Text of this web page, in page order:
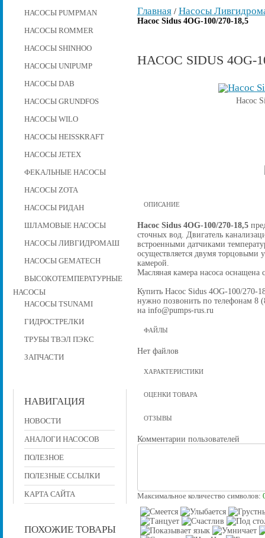
НАСОСЫ PUMPMAN
НАСОСЫ ROMMER
НАСОСЫ SHINHOO
НАСОСЫ UNIPUMP
НАСОСЫ DAB
НАСОСЫ GRUNDFOS
НАСОСЫ WILO
НАСОСЫ HEISSKRAFT
НАСОСЫ JETEX
ФЕКАЛЬНЫЕ НАСОСЫ
НАСОСЫ ZOTA
НАСОСЫ РИДАН
ШЛАМОВЫЕ НАСОСЫ
НАСОСЫ ЛИВГИДРОМАШ
НАСОСЫ GEMATECH
ВЫСОКОТЕМПЕРАТУРНЫЕ
НАСОСЫ
НАСОСЫ TSUNAMI
ГИДРОСТРЕЛКИ
ТРУБЫ ТВЭЛ ПЭКС
ЗАПЧАСТИ
НАВИГАЦИЯ
НОВОСТИ
АНАЛОГИ НАСОСОВ
ПОЛЕЗНОЕ
ПОЛЕЗНЫЕ ССЫЛКИ
КАРТА САЙТА
ПОХОЖИЕ ТОВАРЫ
Главная/ Насосы
Насос Sidus 4OG-100/270-18,5
НАСОС SIDUS 4OG-
Насос
ОПИСАНИЕ
Насос Sidus 4OG-100/270-18,5
сточных вод. Двигатель
встроенными датчиками
осуществляется двумя торцовыми
камерой.
Масляная камера насоса оснащена
Купить Насос Sidus 4OG-100/270-
нужно позвонить по телефонам 8
на info@pumps-rus.ru
ФАЙЛЫ
Нет файлов
ХАРАКТЕРИСТИКИ
ОЦЕНКИ ТОВАРА
ОТЗЫВЫ
Комментарии пользователей
Максимальное количество символов: